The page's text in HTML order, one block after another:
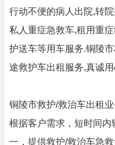
行动不便的病人出院,转
私人重症急救车,租用重
护送车等用车服务.铜陵
途救护车出租服务,真诚
铜陵市救护/救治车出租
根据客户需求，短时间内
一，提供救护/救治车急